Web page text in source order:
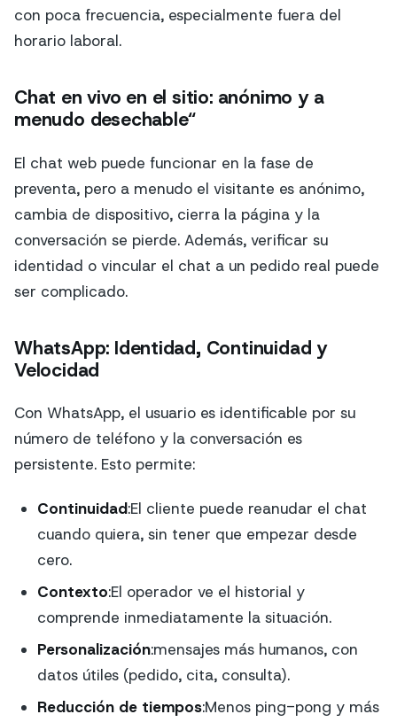
con poca frecuencia, especialmente fuera del
horario laboral.
Chat en vivo en el sitio: anónimo y a
menudo desechable“
El chat web puede funcionar en la fase de
preventa, pero a menudo el visitante es anónimo,
cambia de dispositivo, cierra la página y la
conversación se pierde. Además, verificar su
identidad o vincular el chat a un pedido real puede
ser complicado.
WhatsApp: Identidad, Continuidad y
Velocidad
Con WhatsApp, el usuario es identificable por su
número de teléfono y la conversación es
persistente. Esto permite:
Continuidad:El cliente puede reanudar el chat
cuando quiera, sin tener que empezar desde
cero.
Contexto:El operador ve el historial y
comprende inmediatamente la situación.
Personalización:mensajes más humanos, con
datos útiles (pedido, cita, consulta).
Reducción de tiempos:Menos ping-pong y más